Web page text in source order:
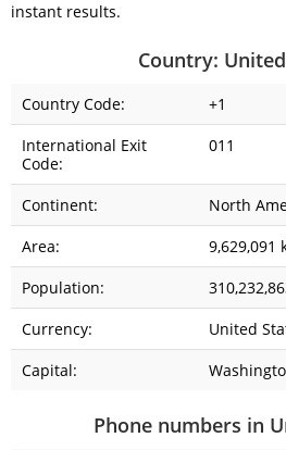
instant results.
Country:
Country Code:
+1
International Exit
Code:
011
Continent:
North
Area:
9,629,091
Population:
Currency:
United
Capital:
Phone numbers in